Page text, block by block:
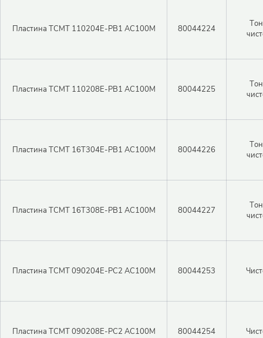
Пластина TCMT 110204E-PB1 AC100M 80044224
Пластина TCMT 110208E-PB1 AC100M 80044225
Пластина TCMT 16T304E-PB1 AC100M 80044226
Пластина TCMT 16T308E-PB1 AC100M 80044227
Пластина TCMT 090204E-PC2 AC100M 80044253
Пластина TCMT 090208E-PC2 AC100M 80044254